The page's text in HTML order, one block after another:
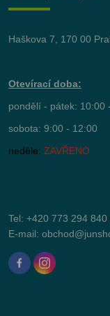
Haškova 7, 170 00
Otevírací doba:
pondělí - pátek: 10:00
sobota: 9:00 - 12:00
neděle: ZAVŘENO
Tel: +420 773 294 840
E-mail: